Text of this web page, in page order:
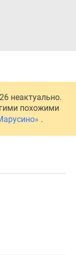
неактуально.
похожими
.